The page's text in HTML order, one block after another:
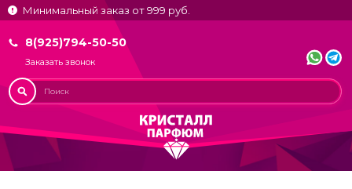
Минимальный заказ от 999 руб.
8(925)794-50-50
Заказать звонок